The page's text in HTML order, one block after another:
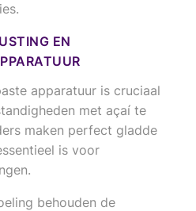
EN
apparatuur is cruciaal
met açaí te
maken perfect gladde
is voor
behouden de